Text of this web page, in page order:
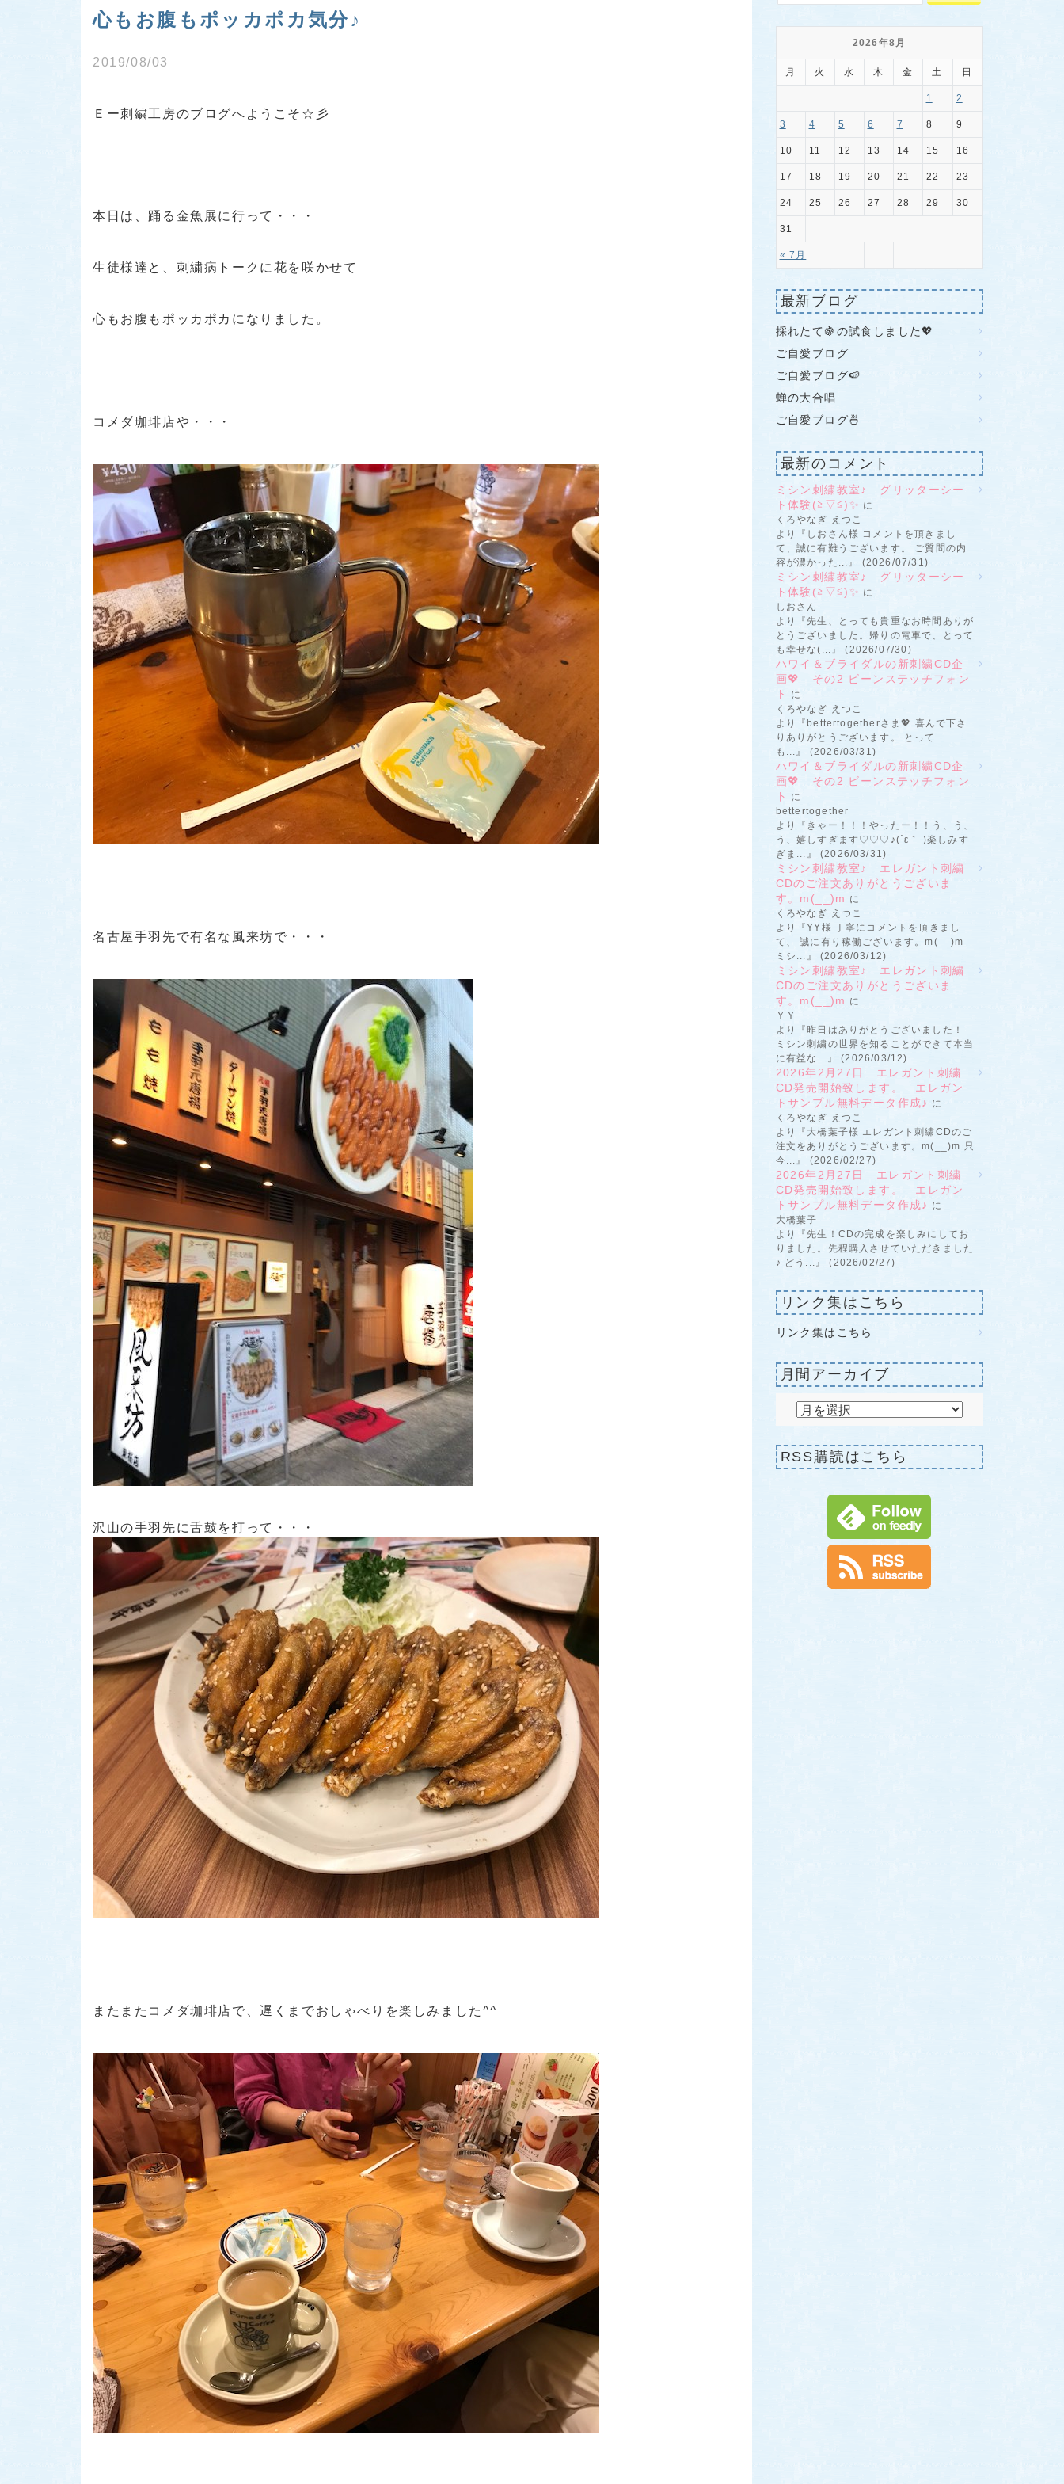
心もお腹もポッカポカ気分♪
2019/08/03
Ｅー刺繍工房のブログへようこそ☆彡
本日は、踊る金魚展に行って・・・
生徒様達と、刺繍病トークに花を咲かせて
心もお腹もポッカポカになりました。
コメダ珈琲店や・・・
名古屋手羽先で有名な風来坊で・・・
沢山の手羽先に舌鼓を打って・・・
またまたコメダ珈琲店で、遅くまでおしゃべりを楽しみました^^
2026年8月
月 火 水 木 金 土 日
« 7月
1 2
3 4 5 6 7 8 9
10 11 12 13 14 15 16
17 18 19 20 21 22 23
24 25 26 27 28 29 30
31
最新ブログ
採れたて🍇の試食しました💖
ご自愛ブログ
ご自愛ブログ🍉
蝉の大合唱
ご自愛ブログ🍜
最新のコメント
ミシン刺繍教室♪ グリッターシー
ト体験(≧▽≦)✨ に
くろやなぎ えつこ
より『しおさん様 コメントを頂きまし
て、誠に有難うございます。 ご質問の内
容が濃かった...』 (2026/07/31)
ミシン刺繍教室♪ グリッターシー
ト体験(≧▽≦)✨ に
しおさん
より『先生、とっても貴重なお時間ありが
とうございました。帰りの電車で、とって
も幸せな(...』 (2026/07/30)
ハワイ＆ブライダルの新刺繍CD企
画💖 その2 ビーンステッチフォン
ト
に
くろやなぎ えつこ
より『bettertogetherさま💖 喜んで下さ
りありがとうございます。 とって
も...』 (2026/03/31)
ハワイ＆ブライダルの新刺繍CD企
画💖 その2 ビーンステッチフォン
ト
に
bettertogether
より『きゃー！！！やったー！！う、う、
う、嬉しすぎます♡♡♡♪(´ε｀ )楽しみす
ぎま...』 (2026/03/31)
ミシン刺繍教室♪ エレガント刺繍
CDのご注文ありがとうございま
す。m(__)m に
くろやなぎ えつこ
より『YY様 丁寧にコメントを頂きまし
て、 誠に有り稼働ございます。m(__)m
ミシ...』 (2026/03/12)
ミシン刺繍教室♪ エレガント刺繍
CDのご注文ありがとうございま
す。m(__)m に
ＹＹ
より『昨日はありがとうございました！
ミシン刺繍の世界を知ることができて本当
に有益な...』 (2026/03/12)
2026年2月27日 エレガント刺繍
CD発売開始致します。 エレガン
トサンプル無料データ作成♪ に
くろやなぎ えつこ
より『大橋葉子様 エレガント刺繍CDのご
注文をありがとうございます。m(__)m 只
今...』 (2026/02/27)
2026年2月27日 エレガント刺繍
CD発売開始致します。 エレガン
トサンプル無料データ作成♪ に
大橋葉子
より『先生！CDの完成を楽しみにしてお
りました。先程購入させていただきました
♪ どう...』 (2026/02/27)
リンク集はこちら
リンク集はこちら
月間アーカイブ
RSS購読はこちら